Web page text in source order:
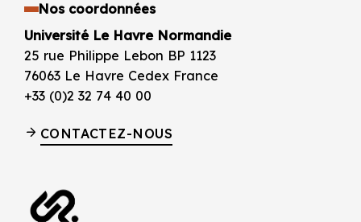
Nos coordonnées
Université Le Havre Normandie
25 rue Philippe Lebon BP 1123
76063 Le Havre Cedex France
+33 (0)2 32 74 40 00
CONTACTEZ-NOUS